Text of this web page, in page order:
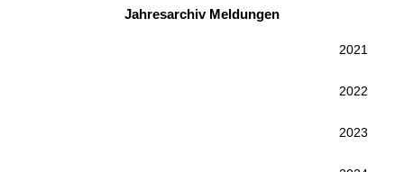
Jahresarchiv Meldungen
2021
2022
2023